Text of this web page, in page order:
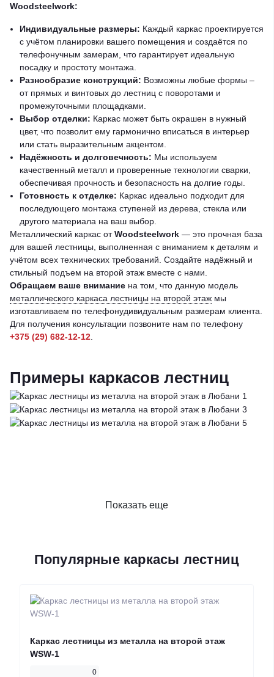
Woodsteelwork:
Индивидуальные размеры: Каждый каркас проектируется
с учётом планировки вашего помещения и создаётся по
телефонучным замерам, что гарантирует идеальную
посадку и простоту монтажа.
Разнообразие конструкций: Возможны любые формы –
от прямых и винтовых до лестниц с поворотами и
промежуточными площадками.
Выбор отделки: Каркас может быть окрашен в нужный
цвет, что позволит ему гармонично вписаться в интерьер
или стать выразительным акцентом.
Надёжность и долговечность: Мы используем
качественный металл и проверенные технологии сварки,
обеспечивая прочность и безопасность на долгие годы.
Готовность к отделке: Каркас идеально подходит для
последующего монтажа ступеней из дерева, стекла или
другого материала на ваш выбор.
Металлический каркас отWoodsteelwork — это прочная база
для вашей лестницы, выполненная с вниманием к деталям и
учётом всех технических требований. Создайте надёжный и
стильный подъем на второй этаж вместе с нами.
Обращаем ваше внимание на том, что данную модель
металлического каркаса лестницы на второй этаж мы
изготавливаем по телефонудивидуальным размерам клиента.
Для получения консультации позвоните нам по телефону
+375 (29) 682-12-12
Примеры каркасов лестниц
Показать еще
Популярные каркасы лестниц
Каркас лестницы из металла на второй этаж
WSW-1
0